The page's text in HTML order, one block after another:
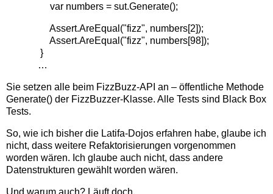
var numbers = sut.Generate();
Assert.AreEqual("fizz", numbers[2]);
Assert.AreEqual("fizz", numbers[98]);
}
…
Sie setzen alle beim FizzBuzz-API an – öffentliche Methode
Generate() der FizzBuzzer-Klasse. Alle Tests sind Black Box
Tests.
So, wie ich bisher die Latifa-Dojos erfahren habe, glaube ich
nicht, dass weitere Refaktorisierungen vorgenommen
worden wären. Ich glaube auch nicht, dass andere
Datenstrukturen gewählt worden wären.
Und warum auch? Läuft doch.